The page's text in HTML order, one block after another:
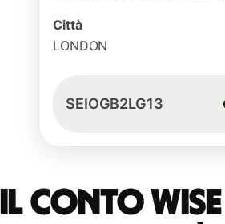
Città
LONDON
SEIOGB2LG13
Il conto